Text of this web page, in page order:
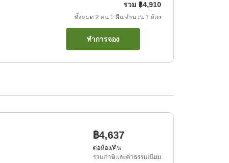
รวม ฿4,910
ทั้งหมด 2 คน 1 คืน จำนวน 1 ห้อง
ทำการจอง
฿4,637
ต่อห้อง/คืน
รวมภาษีและค่าธรรมเนียม